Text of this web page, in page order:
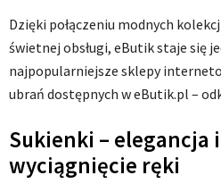
Dzięki połączeniu modnych
świetnej obsługi, eButik staje się
najpopularniejsze sklepy
ubrań dostępnych w eButik.pl –
Sukienki – elegancja
wyciągnięcie ręki